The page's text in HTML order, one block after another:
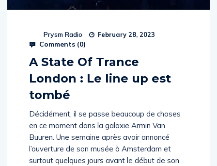
Prysm Radio February 28, 2023
Comments (0)
A State Of Trance
London : Le line up est
tombé
Décidément, il se passe beaucoup de choses
en ce moment dans la galaxie Armin Van
Buuren. Une semaine après avoir annoncé
l’ouverture de son musée à Amsterdam et
surtout quelques jours avant le début de son